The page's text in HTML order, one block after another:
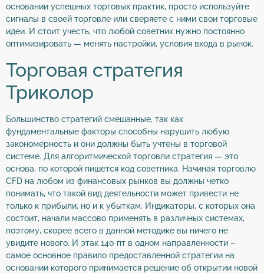
основании успешных торговых практик, просто используйте
сигналы в своей торговле или сверяете с ними свои торговые
идеи. И стоит учесть, что любой советник нужно постоянно
оптимизировать — менять настройки, условия входа в рынок.
Торговая стратегия
Триколор
Большинство стратегий смешанные, так как
фундаментальные факторы способны нарушить любую
закономерность и они должны быть учтены в торговой
системе. Для алгоритмической торговли стратегия — это
основа, по которой пишется код советника. Начиная торговлю
CFD на любом из финансовых рынков вы должны четко
понимать, что такой вид деятельности может привести не
только к прибыли, но и к убыткам. Индикаторы, с которых она
состоит, начали массово применять в различных системах,
поэтому, скорее всего в данной методике вы ничего не
увидите нового. И этак 140 пт в одном направленности –
самое основное правило предоставленной стратегии на
основании которого принимается решение об открытии новой